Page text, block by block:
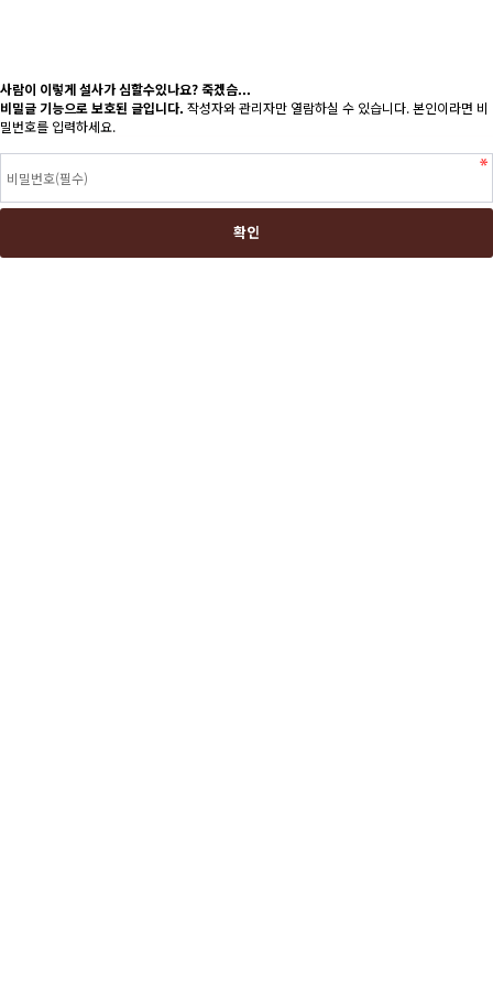
사람이 이렇게 설사가 심할수있나요? 죽겠슴...
비밀글 기능으로 보호된 글입니다. 작성자와 관리자만 열람하실 수 있습니다. 본인이라면 비
밀번호를 입력하세요.